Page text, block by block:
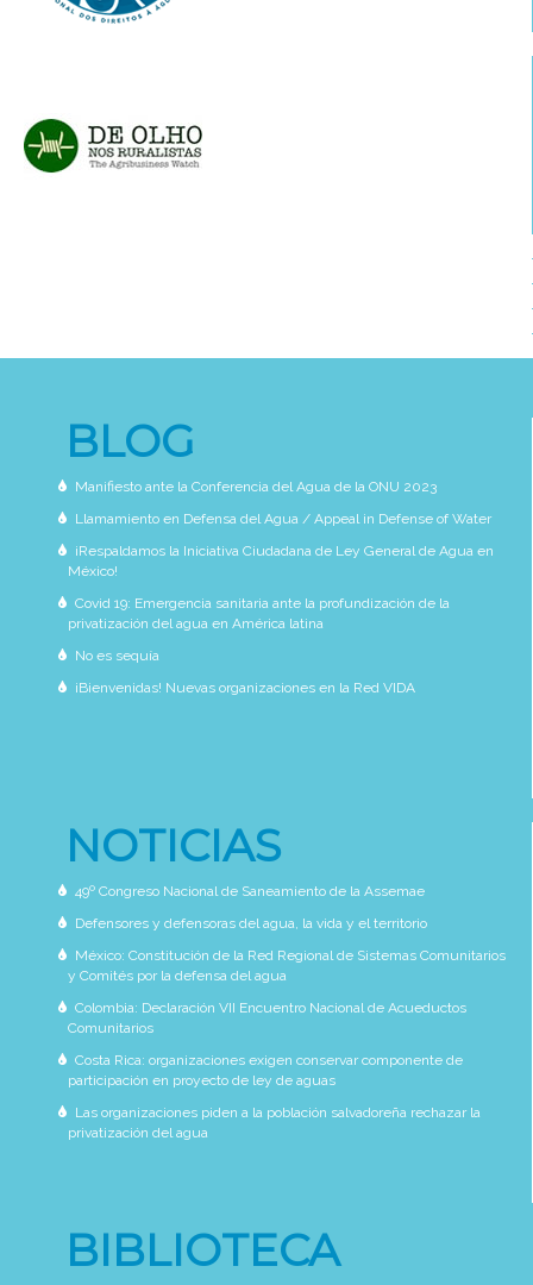
BLOG
Manifiesto ante la Conferencia del Agua de la ONU 2023
Llamamiento en Defensa del Agua / Appeal in Defense of Water
¡Respaldamos la Iniciativa Ciudadana de Ley General de Agua en
México!
Covid 19: Emergencia sanitaria ante la profundización de la
privatización del agua en América latina
No es sequía
¡Bienvenidas! Nuevas organizaciones en la Red VIDA
NOTICIAS
49º Congreso Nacional de Saneamiento de la Assemae
Defensores y defensoras del agua, la vida y el territorio
México: Constitución de la Red Regional de Sistemas Comunitarios
y Comités por la defensa del agua
Colombia: Declaración VII Encuentro Nacional de Acueductos
Comunitarios
Costa Rica: organizaciones exigen conservar componente de
participación en proyecto de ley de aguas
Las organizaciones piden a la población salvadoreña rechazar la
privatización del agua
BIBLIOTECA